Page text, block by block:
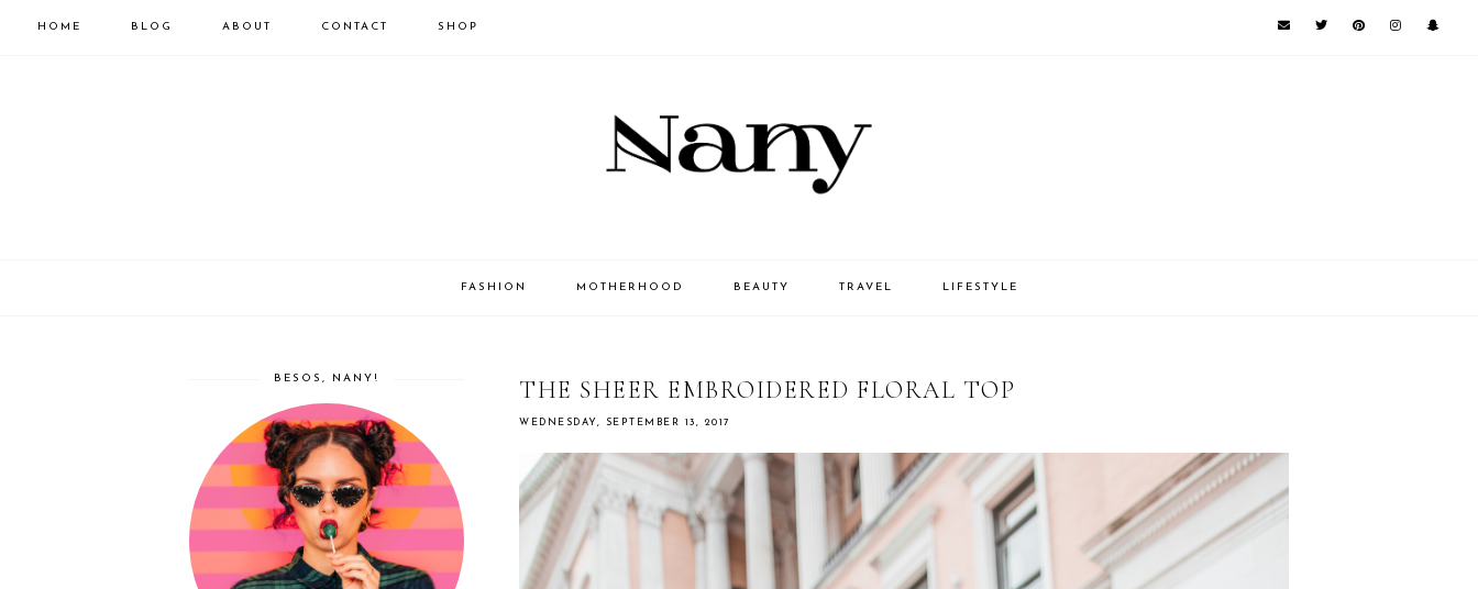
HOME BLOG ABOUT CONTACT SHOP
FASHION MOTHERHOOD BEAUTY TRAVEL LIFESTYLE
THE SHEER EMBROIDERED FLORAL TOP
WEDNESDAY, SEPTEMBER 13, 2017
BESOS, NANY!